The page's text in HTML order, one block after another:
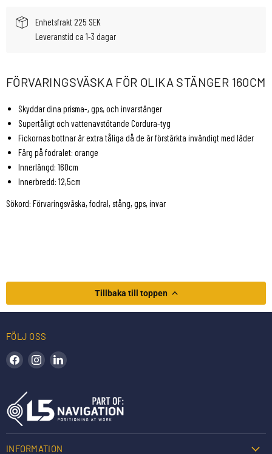
Enhetsfrakt 225 SEK
Leveranstid ca 1-3 dagar
FÖRVARINGSVÄSKA FÖR OLIKA STÄNGER 160CM
Skyddar dina prisma-, gps, och invarstänger
Supertåligt och vattenavstötande Cordura-tyg
Fickornas bottnar är extra tåliga då de är förstärkta invändigt med läder
Färg på fodralet: orange
Innerlängd: 160cm
Innerbredd: 12,5cm
Sökord: Förvaringsväska, fodral, stång, gps, invar
Tillbaka till toppen
FÖLJ OSS
Hitta oss på Facebook
Hitta oss på Instagram
INFORMATION